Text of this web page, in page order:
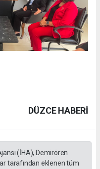
DÜZCE HABERİ
(İHA), Demirören
tarafından eklenen tüm